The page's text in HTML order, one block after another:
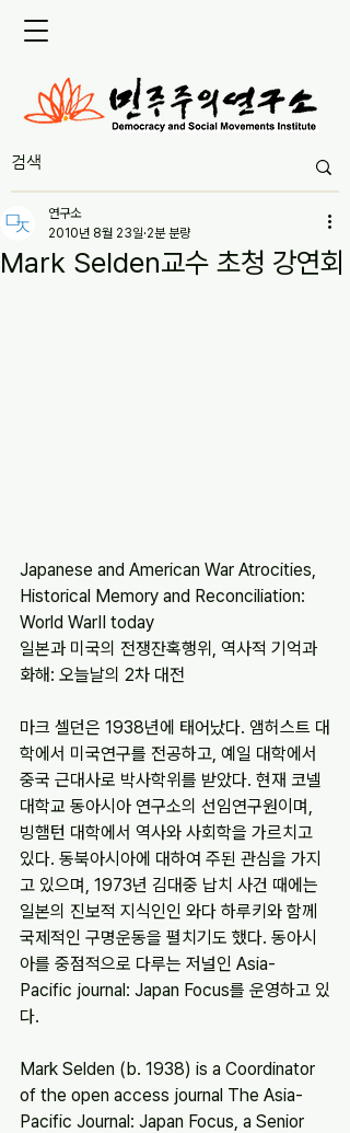
Mark Selden교수 초청 강연회
연구소
2010년 8월 23일 2분 분량
Japanese and American War Atrocities,
Historical Memory and Reconciliation:
World WarⅡ today
일본과 미국의 전쟁잔혹행위, 역사적 기억과
화해: 오늘날의 2차 대전
마크 셀던은 1938년에 태어났다. 앰허스트 대
학에서 미국연구를 전공하고, 예일 대학에서
중국 근대사로 박사학위를 받았다. 현재 코넬
대학교 동아시아 연구소의 선임연구원이며,
빙햄턴 대학에서 역사와 사회학을 가르치고
있다. 동북아시아에 대하여 주된 관심을 가지
고 있으며, 1973년 김대중 납치 사건 때에는
일본의 진보적 지식인인 와다 하루키와 함께
국제적인 구명운동을 펼치기도 했다. 동아시
아를 중점적으로 다루는 저널인 Asia-
Pacific journal: Japan Focus를 운영하고 있
다.
Mark Selden (b. 1938) is a Coordinator
of the open access journal The Asia-
Pacific Journal: Japan Focus, a Senior